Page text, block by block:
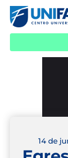
14 de